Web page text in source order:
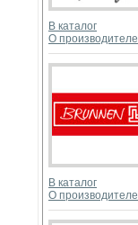
В каталог
О производителе
В каталог
О производителе